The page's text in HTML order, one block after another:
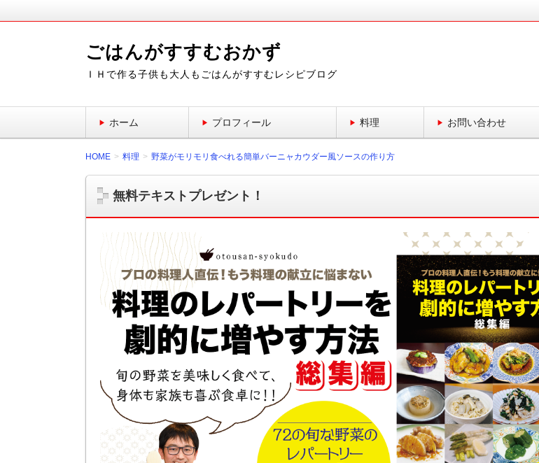
ごはんがすすむおかず
ＩＨで作る子供も大人もごはんがすすむレシピブログ
ホーム プロフィール 料理 お問い合わせ
HOME 料理 野菜がモリモリ食べれる簡単バーニャカウダー風ソースの作り方
無料テキストプレゼント！